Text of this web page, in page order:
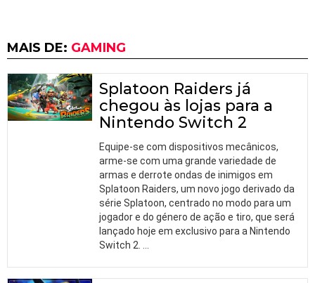
MAIS DE: GAMING
Splatoon Raiders já
chegou às lojas para a
Nintendo Switch 2
Equipe-se com dispositivos mecânicos,
arme-se com uma grande variedade de
armas e derrote ondas de inimigos em
Splatoon Raiders, um novo jogo derivado da
série Splatoon, centrado no modo para um
jogador e do género de ação e tiro, que será
lançado hoje em exclusivo para a Nintendo
Switch 2.